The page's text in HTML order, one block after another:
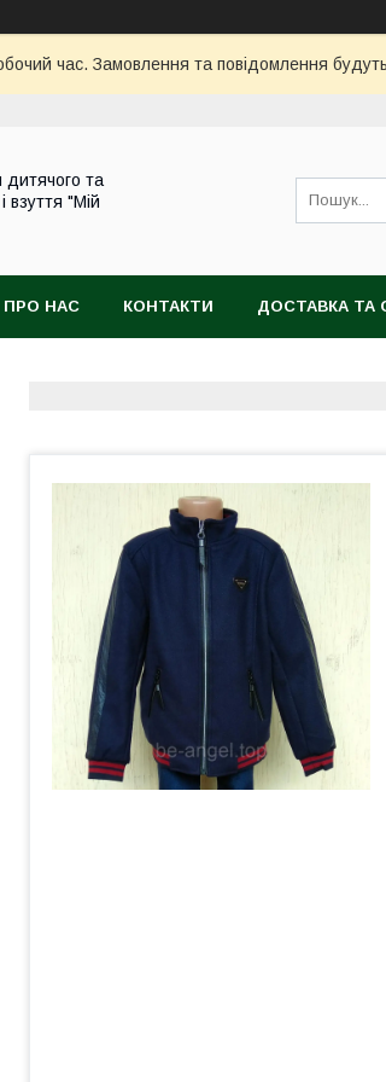
час. Замовлення та повідомлення
дитячого та
взуття "Мій
ПРО НАС КОНТАКТИ ДОСТАВКА ТА